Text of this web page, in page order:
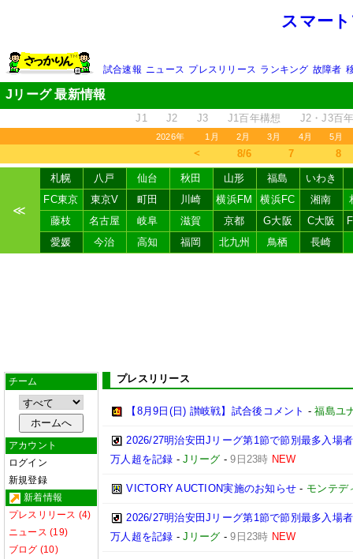
スマー
試合速報 ニュース プレスリリース ランキング 故障者
Jリーグ 最新情報
J1 J2 J3 J1百年構想 J2・J3百
2026年 1月 2月 3月 4月 5月
＜ 8/6 7 8
≪
札幌 八戸 仙台 秋田 山形 福島
いわき
FC東京
東京V 町田 川崎 横浜FM 横浜FC 湘南
藤枝
名古屋 岐阜 滋賀 京都 G大阪 C大阪
愛媛
今治 高知 福岡 北九州 鳥栖 長崎
チーム
アカウント
ログイン
新規登録
新着情報
プレスリリース (4)
ニュース (19)
ブログ (10)
プレスリリース
【8月9日(日) 讃岐戦】試合後コメント -福島ユ
2026/27明治安田Jリーグ第1節で節別最多入場
万人超を記録 -Jリーグ -9日23時 NEW
VICTORY AUCTION実施のお知らせ - モンテデ
2026/27明治安田Jリーグ第1節で節別最多入場
万人超を記録 -Jリーグ -9日23時 NEW